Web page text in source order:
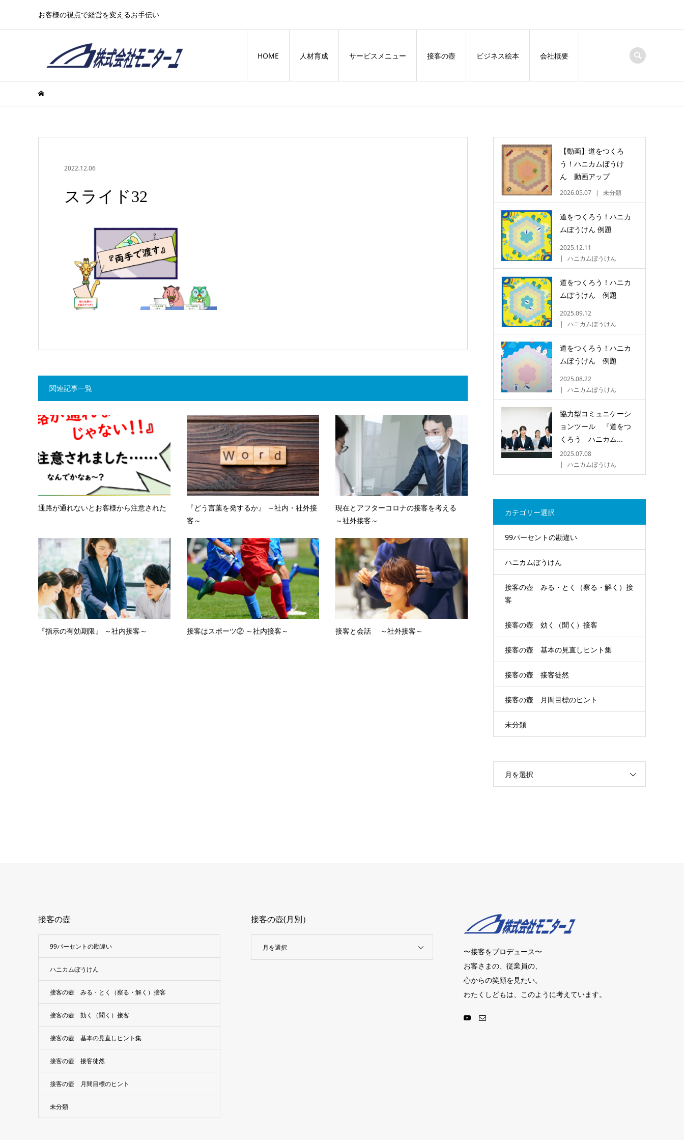
お客様の視点で経営を変えるお手伝い
HOME 人材育成 サービスメニュー 接客の壺 ビジネス絵本 会社概要
2022.12.06
スライド32
関連記事一覧
通路が通れないとお客様から注意された
『どう言葉を発するか』 ～社内・社外接
客～
現在とアフターコロナの接客を考える
～社外接客～
『指示の有効期限』 ～社内接客～ 接客はスポーツ② ～社内接客～ 接客と会話 ～社外接客～
【動画】道をつくろ
う！ハニカムぼうけ
ん 動画アップ
2026.05.07 未分類
道をつくろう！ハニカ
ムぼうけん 例題
2025.12.11
ハニカムぼうけん
道をつくろう！ハニカ
ムぼうけん 例題
2025.09.12
ハニカムぼうけん
道をつくろう！ハニカ
ムぼうけん 例題
2025.08.22
ハニカムぼうけん
協力型コミュニケーシ
ョンツール 『道をつ
くろう ハニカム...
2025.07.08
ハニカムぼうけん
カテゴリー選択
99パーセントの勘違い
ハニカムぼうけん
接客の壺 みる・とく（察る・解く）接
客
接客の壺 効く（聞く）接客
接客の壺 基本の見直しヒント集
接客の壺 接客徒然
接客の壺 月間目標のヒント
未分類
月を選択
接客の壺
99パーセントの勘違い
ハニカムぼうけん
接客の壺 みる・とく（察る・解く）接客
接客の壺 効く（聞く）接客
接客の壺 基本の見直しヒント集
接客の壺 接客徒然
接客の壺 月間目標のヒント
未分類
接客の壺(月別）
月を選択
〜接客をプロデュース〜
お客さまの、従業員の、
心からの笑顔を見たい。
わたくしどもは、このように考えています。